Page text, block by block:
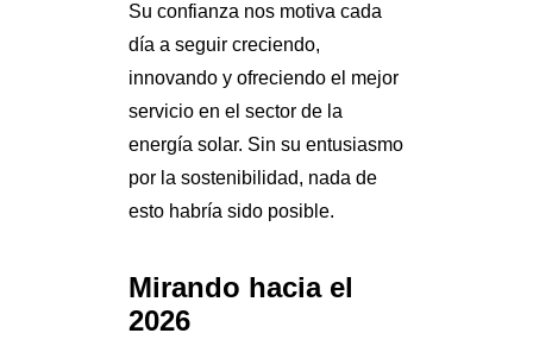
Su confianza nos motiva cada
día a seguir creciendo,
innovando y ofreciendo el mejor
servicio en el sector de la
energía solar. Sin su entusiasmo
por la sostenibilidad, nada de
esto habría sido posible.
Mirando hacia el
2026